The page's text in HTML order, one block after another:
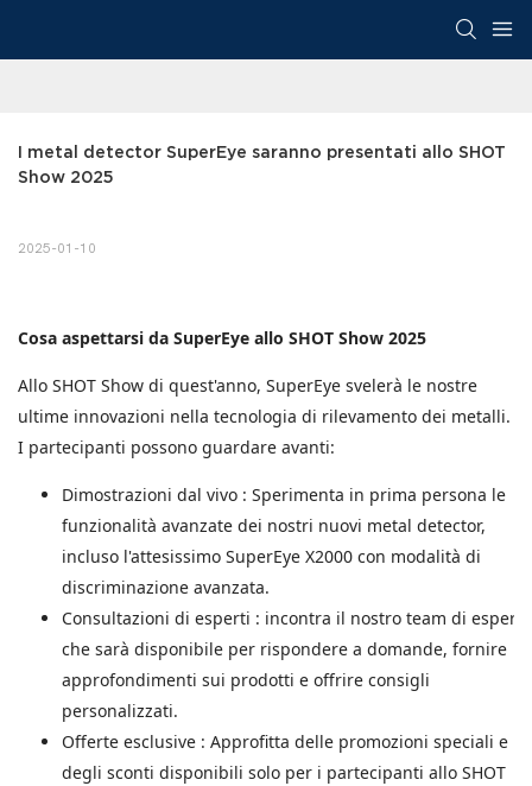
I metal detector SuperEye saranno presentati allo SHOT
Show 2025
2025-01-10
Cosa aspettarsi da SuperEye allo SHOT Show 2025
Allo SHOT Show di quest'anno, SuperEye svelerà le nostre
ultime innovazioni nella tecnologia di rilevamento dei metalli.
I partecipanti possono guardare avanti:
Dimostrazioni dal vivo : Sperimenta in prima persona le
funzionalità avanzate dei nostri nuovi metal detector,
incluso l'attesissimo SuperEye X2000 con modalità di
discriminazione avanzata.
Consultazioni di esperti : incontra il nostro team di esperti
che sarà disponibile per rispondere a domande, fornire
approfondimenti sui prodotti e offrire consigli
personalizzati.
Offerte esclusive : Approfitta delle promozioni speciali e
degli sconti disponibili solo per i partecipanti allo SHOT